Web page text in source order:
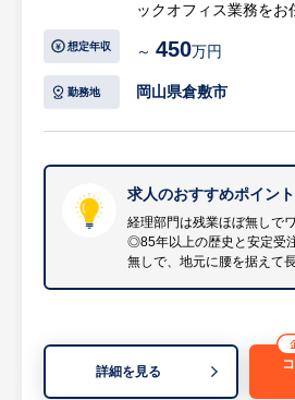
ックオフィス業務をお
男性1名、女性2名
本ポジションには経理
【具体的には…】
適性を考慮して業務を
・月次・期末決算、財
・仕訳入力業務や伝票
・各種見積、請求、支
・社会保険、勤怠管理
想定年収 ～ 450万円
勤務地 岡山県倉敷市
求人のおすすめポイント
経理部門は残業ほぼ無しで
◎85年以上の歴史と安定受
無しで、地元に腰を据えて
詳細を見る